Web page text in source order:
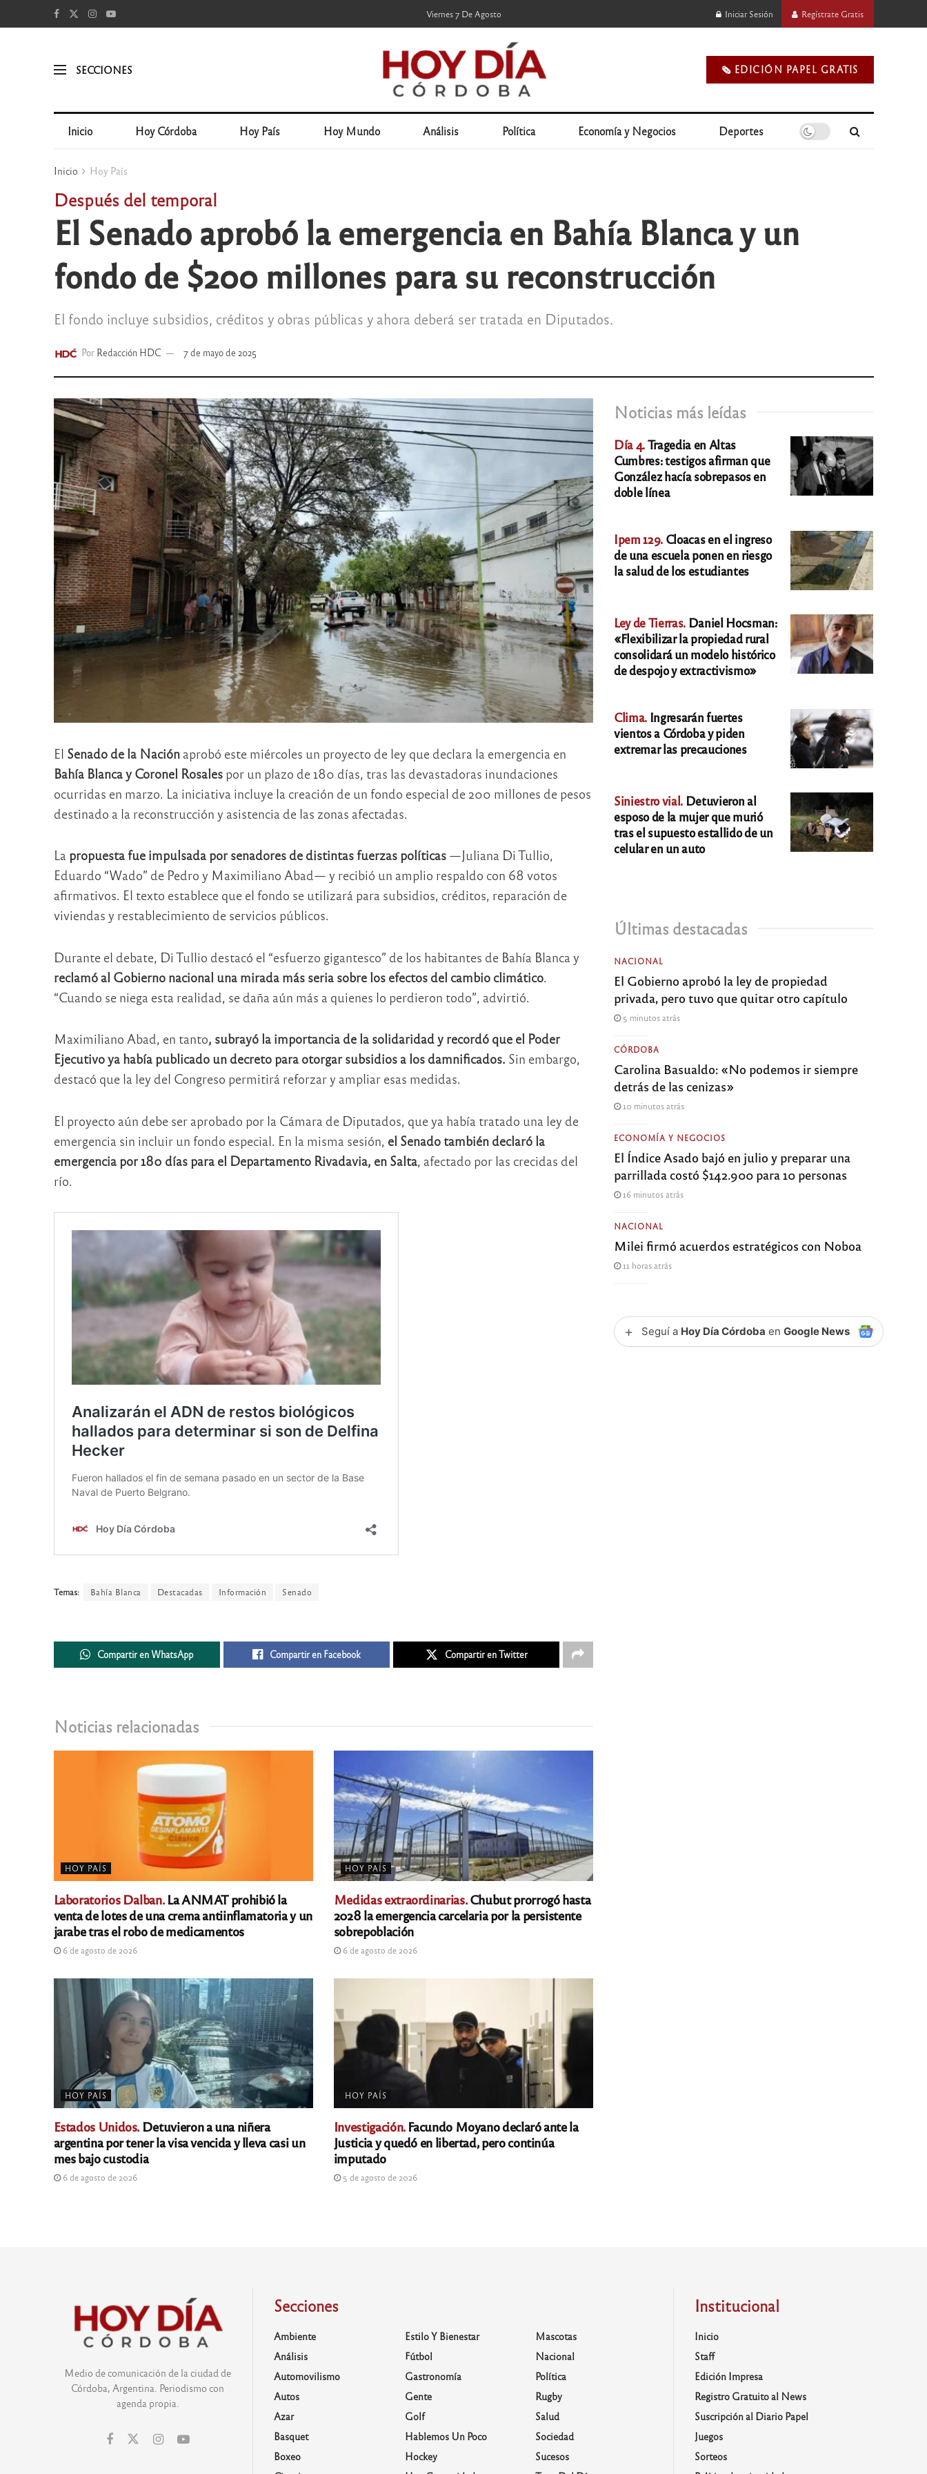
Viernes 7 De Agosto Iniciar Sesión Regístrate Gratis
SECCIONES 🗞️ EDICIÓN PAPEL GRATIS
Inicio Hoy Córdoba Hoy País Hoy Mundo Análisis Política Economía y Negocios Deportes
Inicio Hoy País
Después del temporal
El Senado aprobó la emergencia en Bahía Blanca y un
fondo de $200 millones para su reconstrucción
El fondo incluye subsidios, créditos y obras públicas y ahora deberá ser tratada en Diputados.
Por Redacción HDC 7 de mayo de 2025
El Senado de la Naciónaprobó este miércoles un proyecto de ley que declara la emergencia en
Bahía Blanca y Coronel Rosalespor un plazo de 180 días, tras las devastadoras inundaciones
ocurridas en marzo. La iniciativa incluye la creación de un fondo especial de 200 millones de pesos
destinado a la reconstrucción y asistencia de las zonas afectadas.
La propuesta fue impulsada por senadores de distintas fuerzas políticas—Juliana Di Tullio,
Eduardo “Wado” de Pedro y Maximiliano Abad— y recibió un amplio respaldo con 68 votos
afirmativos. El texto establece que el fondo se utilizará para subsidios, créditos, reparación de
viviendas y restablecimiento de servicios públicos.
Durante el debate, Di Tullio destacó el “esfuerzo gigantesco” de los habitantes de Bahía Blanca y
reclamó al Gobierno nacional una mirada más seria sobre los efectos del cambio climático.
“Cuando se niega esta realidad, se daña aún más a quienes lo perdieron todo”, advirtió.
Maximiliano Abad, en tanto, subrayó la importancia de la solidaridad y recordó que el Poder
Ejecutivo ya había publicado un decreto para otorgar subsidios a los damnificados. Sin embargo,
destacó que la ley del Congreso permitirá reforzar y ampliar esas medidas.
El proyecto aún debe ser aprobado por la Cámara de Diputados, que ya había tratado una ley de
emergencia sin incluir un fondo especial. En la misma sesión, el Senado también declaró la
emergencia por 180 días para el Departamento Rivadavia, en Salta, afectado por las crecidas del
río.
Temas: Bahía Blanca Destacadas Información Senado
Compartir en WhatsApp Compartir en Facebook Compartir en Twitter
Noticias relacionadas
HOY PAÍS
Laboratorios Dalban.La ANMAT prohibió la
venta de lotes de una crema antiinflamatoria y un
jarabe tras el robo de medicamentos
6 de agosto de 2026
HOY PAÍS
Medidas extraordinarias.Chubut prorrogó hasta
2028 la emergencia carcelaria por la persistente
sobrepoblación
6 de agosto de 2026
HOY PAÍS
Estados Unidos. Detuvieron a una niñera
argentina por tener la visa vencida y lleva casi un
mes bajo custodia
6 de agosto de 2026
HOY PAÍS
Investigación.Facundo Moyano declaró ante la
Justicia y quedó en libertad, pero continúa
imputado
5 de agosto de 2026
Noticias más leídas
Día 4.Tragedia en Altas
Cumbres: testigos afirman que
González hacía sobrepasos en
doble línea
Ipem 129. Cloacas en el ingreso
de una escuela ponen en riesgo
la salud de los estudiantes
Ley de Tierras. Daniel Hocsman:
«Flexibilizar la propiedad rural
consolidará un modelo histórico
de despojo y extractivismo»
Clima. Ingresarán fuertes
vientos a Córdoba y piden
extremar las precauciones
Siniestro vial. Detuvieron al
esposo de la mujer que murió
tras el supuesto estallido de un
celular en un auto
Últimas destacadas
NACIONAL
El Gobierno aprobó la ley de propiedad
privada, pero tuvo que quitar otro capítulo
5 minutos atrás
CÓRDOBA
Carolina Basualdo: «No podemos ir siempre
detrás de las cenizas»
10 minutos atrás
ECONOMÍA Y NEGOCIOS
El Índice Asado bajó en julio y preparar una
parrillada costó $142.900 para 10 personas
16 minutos atrás
NACIONAL
Milei firmó acuerdos estratégicos con Noboa
11 horas atrás
+ Seguí a Hoy Día Córdoba enGoogle News
Medio de comunicación de la ciudad de
Córdoba, Argentina. Periodismo con
agenda propia.
Secciones
Ambiente
Análisis
Automovilismo
Autos
Azar
Basquet
Boxeo
Estilo Y Bienestar
Fútbol
Gastronomía
Gente
Golf
Hablemos Un Poco
Hockey
Mascotas
Nacional
Política
Rugby
Salud
Sociedad
Sucesos
Institucional
Inicio
Staff
Edición Impresa
Registro Gratuito al News
Suscripción al Diario Papel
Juegos
Sorteos